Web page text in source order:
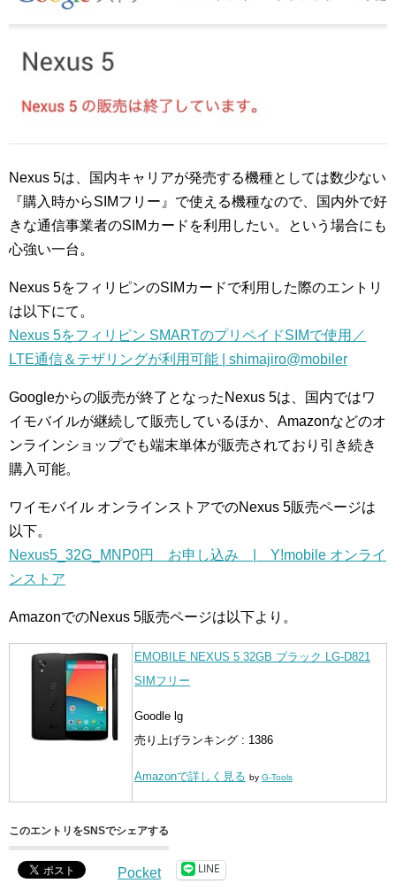
Nexus 5は、国内キャリアが発売する機種としては数少ない
『購入時からSIMフリー』で使える機種なので、国内外で好
きな通信事業者のSIMカードを利用したい。という場合にも
心強い一台。
Nexus 5をフィリピンのSIMカードで利用した際のエントリ
は以下にて。
Nexus 5をフィリピン SMARTのプリペイドSIMで使用／
LTE通信＆テザリングが利用可能 | shimajiro@mobiler
Googleからの販売が終了となったNexus 5は、国内ではワ
イモバイルが継続して販売しているほか、Amazonなどのオ
ンラインショップでも端末単体が販売されており引き続き
購入可能。
ワイモバイル オンラインストアでのNexus 5販売ページは
以下。
Nexus5_32G_MNP0円 お申し込み | Y!mobile オンライ
ンストア
AmazonでのNexus 5販売ページは以下より。
EMOBILE NEXUS 5 32GB ブラック LG-D821
SIMフリー
Goodle lg
売り上げランキング : 1386
Amazonで詳しく見る by G-Tools
このエントリをSNSでシェアする
Pocket LINE